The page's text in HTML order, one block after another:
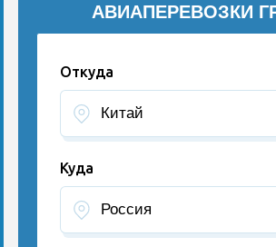
АВИАПЕРЕВОЗКИ
Откуда
Куда